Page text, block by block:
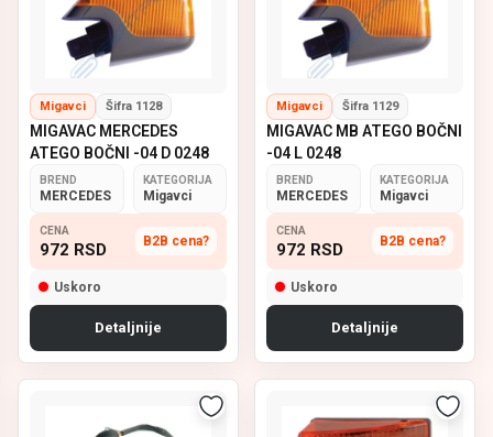
Migavci Šifra 1128
MIGAVAC MERCEDES
ATEGO BOČNI -04 D 0248
BREND
MERCEDES
KATEGORIJA
Migavci
CENA
972 RSD B2B cena?
Uskoro
Detaljnije
Migavci Šifra 1129
MIGAVAC MB ATEGO BOČNI
-04 L 0248
BREND
MERCEDES
KATEGORIJA
Migavci
CENA
972 RSD B2B cena?
Uskoro
Detaljnije